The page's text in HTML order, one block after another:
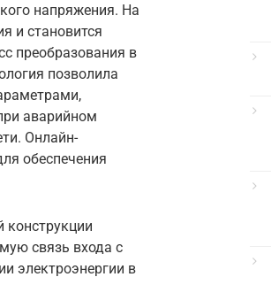
напряжения. На
и становится
преобразования в
позволила
аварийном
Онлайн-
обеспечения
конструкции
связь входа с
электроэнергии в